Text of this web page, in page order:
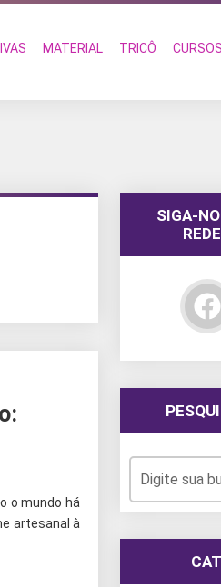
MATERIAL TRICÔ
o mundo há
artesanal à
SIGA-